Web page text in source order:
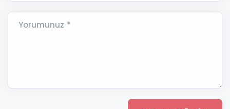
Yorumunuz *